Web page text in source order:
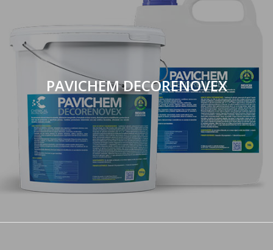
PAVICHEM DECORENOVEX